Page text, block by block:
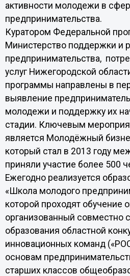
активности молодежи в
предпринимательства.
Куратором Федеральной
Министерство поддержки и
предпринимательства,
услуг Нижегородской
программы направлены в
выявление
молодежи и поддержку их
стадии. Ключевым
является Молодёжный
который стал в 2013 году
приняли участие более 500
Ежегодно реализуется
«Школа молодого
которой проходят обучение
организованный совместно
образования областной
инновационных команд
основам
старших классов